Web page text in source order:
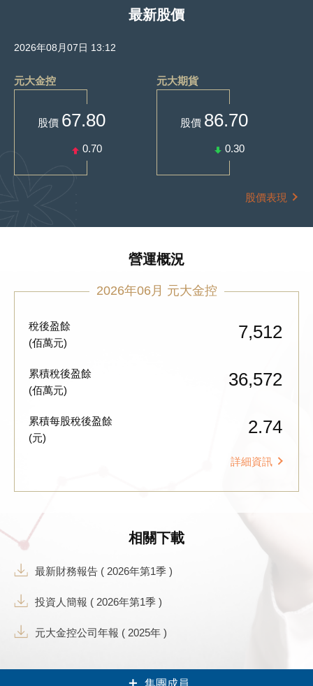
最新股價
2026年08月07日 13:12
元大金控
股價 67.80
0.70
元大期貨
股價 86.70
0.30
股價表現
營運概況
2026年06月 元大金控
稅後盈餘
(佰萬元)
7,512
累積稅後盈餘
(佰萬元)
36,572
累積每股稅後盈餘
(元)
2.74
詳細資訊
相關下載
最新財務報告 ( 2026年第1季 )
投資人簡報 ( 2026年第1季 )
元大金控公司年報 ( 2025年 )